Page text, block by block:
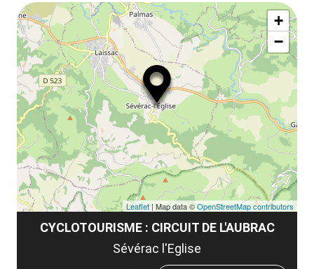
ou
CYCLOTOURISME : CIRCUIT DE L'AUBRAC
Sévérac l'Eglise
+
−
Leaflet | Map data ©OpenStreetMap contributors